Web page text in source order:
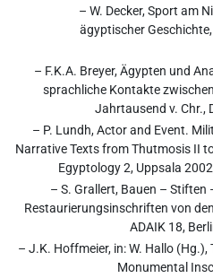
– W. Decker, Sport am
ägyptischer
– F.K.A. Breyer, Ägypten und
sprachliche Kontakte
Jahrtausend v. Chr.,
– P. Lundh, Actor and Event.
Narrative Texts from Thutmosis II
Egyptology 2, Uppsala
– S. Grallert, Bauen – Stiften
Restaurierungsinschriften von
ADAIK 18,
– J.K. Hoffmeier, in: W. Hallo
Monumental